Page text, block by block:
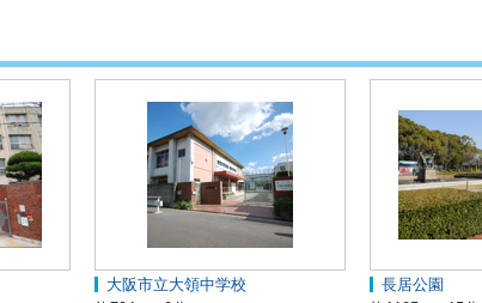
大阪市立大領中学校
長居公園